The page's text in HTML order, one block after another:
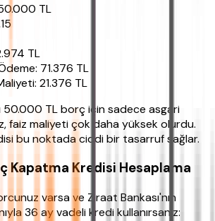
TL
TL
71.376 TL
21.376 TL
50.000 TL borç için sadece asgari
faiz maliyeti çok daha yüksek olurdu.
bu noktada ciddi bir tasarruf sağlar.
Kapatma Kredisi Hesaplama
varsa ve Ziraat Bankası'nın
36 ay vadeli kredi kullanırsanız: